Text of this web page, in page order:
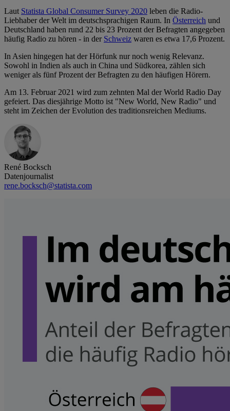
Laut Statista Global Consumer Survey 2020 leben die Radio-
Liebhaber der Welt im deutschsprachigen Raum. In Österreich und
Deutschland haben rund 22 bis 23 Prozent der Befragten angegeben
häufig Radio zu hören - in der Schweiz waren es etwa 17,6 Prozent.
In Asien hingegen hat der Hörfunk nur noch wenig Relevanz.
Sowohl in Indien als auch in China und Südkorea, zählen sich
weniger als fünf Prozent der Befragten zu den häufigen Hörern.
Am 13. Februar 2021 wird zum zehnten Mal der World Radio Day
gefeiert. Das diesjährige Motto ist "New World, New Radio" und
steht im Zeichen der Evolution des traditionsreichen Mediums.
René Bocksch
Datenjournalist
rene.bocksch@statista.com